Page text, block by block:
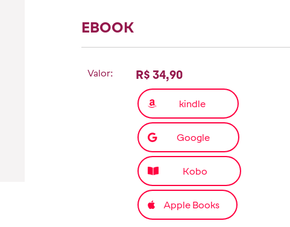
EBOOK
Valor: R$ 34,90
kindle
Google
Kobo
Apple Books